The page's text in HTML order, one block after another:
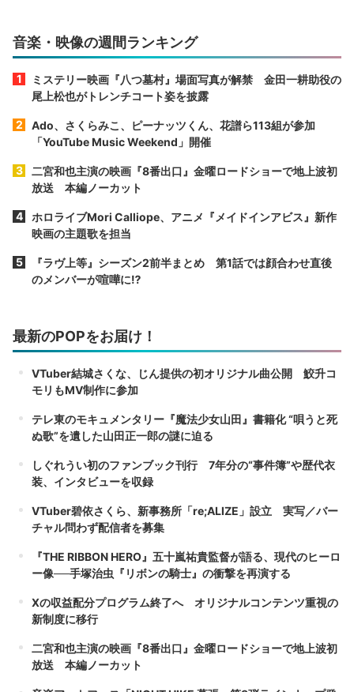
音楽・映像の週間ランキング
ミステリー映画『八つ墓村』場面写真が解禁 金田一耕助役の
尾上松也がトレンチコート姿を披露
Ado、さくらみこ、ピーナッツくん、花譜ら113組が参加
「YouTube Music Weekend」開催
二宮和也主演の映画『8番出口』金曜ロードショーで地上波初
放送 本編ノーカット
ホロライブMori Calliope、アニメ『メイドインアビス』新作
映画の主題歌を担当
『ラヴ上等』シーズン2前半まとめ 第1話では顔合わせ直後
のメンバーが喧嘩に⁉︎
最新のPOPをお届け！
VTuber結城さくな、じん提供の初オリジナル曲公開 鮫升コ
モリもMV制作に参加
テレ東のモキュメンタリー『魔法少女山田』書籍化 “唄うと死
ぬ歌”を遺した山田正一郎の謎に迫る
しぐれうい初のファンブック刊行 7年分の“事件簿”や歴代衣
装、インタビューを収録
VTuber碧依さくら、新事務所「re;ALIZE」設立 実写／バー
チャル問わず配信者を募集
『THE RIBBON HERO』五十嵐祐貴監督が語る、現代のヒーロ
ー像──手塚治虫『リボンの騎士』の衝撃を再演する
Xの収益配分プログラム終了へ オリジナルコンテンツ重視の
新制度に移行
二宮和也主演の映画『8番出口』金曜ロードショーで地上波初
放送 本編ノーカット